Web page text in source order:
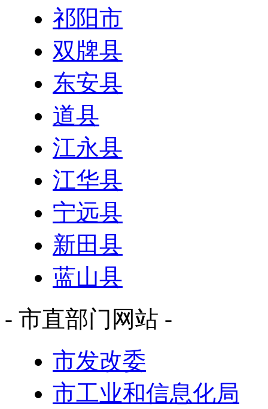
祁阳市
双牌县
东安县
道县
江永县
江华县
宁远县
新田县
蓝山县
- 市直部门网站 -
市发改委
市工业和信息化局